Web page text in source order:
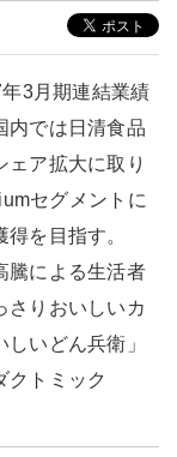
3月期連結業績
内では日清食品
ア拡大に取り
セグメントに
を目指す。
騰による生活者
さりおいしいカ
いどん兵衛」
クトミック